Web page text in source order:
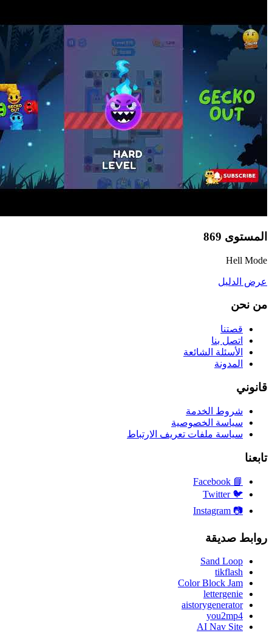
المستوى 869
Hell Mode
عرض الدليل
من نحن
قصتنا
اتصل بنا
الأسئلة الشائعة
المدونة
قانوني
شروط الخدمة
سياسة الخصوصية
سياسة ملفات تعريف الارتباط
تابعنا
📘
🐦
Twitter
📷
روابط صديقة
Sand Loop
tikflash
Color Block Jam
lettergenie
aistorygenerator
you2mp4
AI Nav Site